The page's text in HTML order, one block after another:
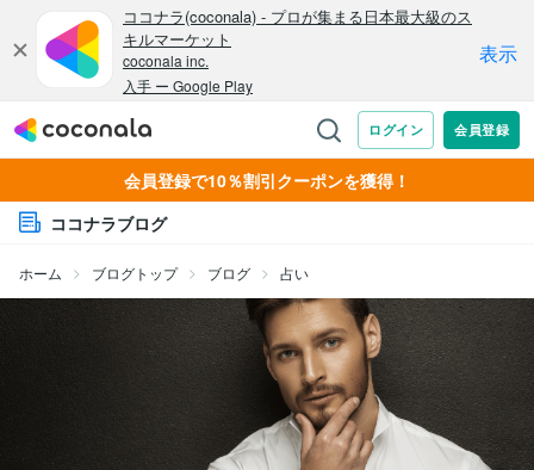
会員登録で10％割引クーポンを獲得！
ココナラブログ
ホーム ブログトップ ブログ 占い